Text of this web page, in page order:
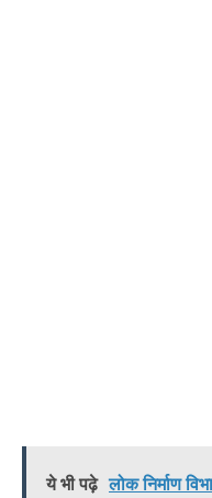
ये भी पढ़े लोक निर्माण